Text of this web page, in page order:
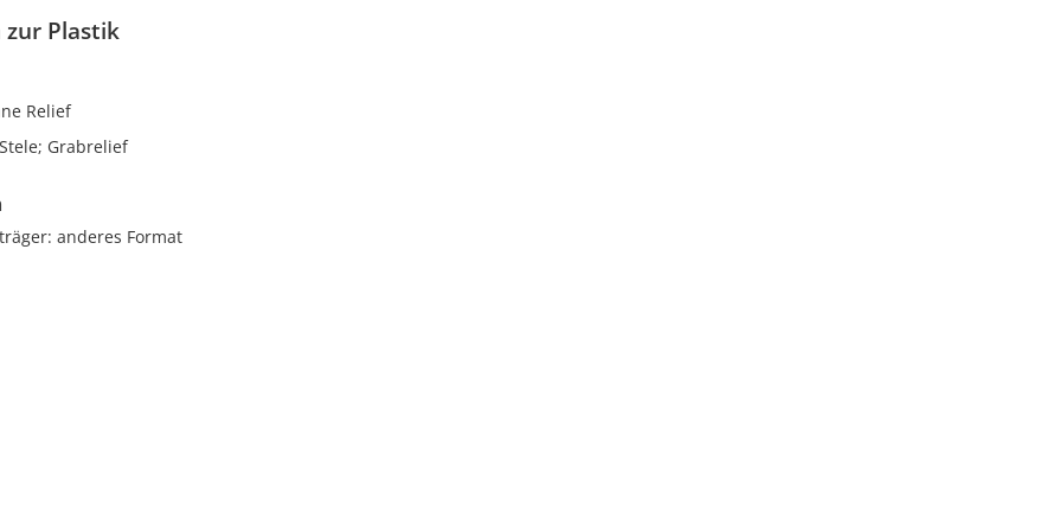
Plastik
Relief
Stele; Grabrelief
anderes Format